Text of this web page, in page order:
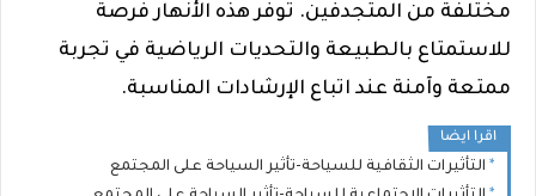
مختلفة من المتجدفين. توفر هذه الأنهار فرصة
للاستمتاع بالطبيعة والتحديات الرياضية في تجربة
ممتعة وآمنة عند اتباع الإرشادات المناسبة.
اقرا ايضا
التأثيرات الثقافية للسياحة-تأثير السياحة على المجتمع